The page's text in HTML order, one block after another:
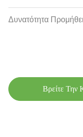
Δυνατότητα
Βρείτε Την